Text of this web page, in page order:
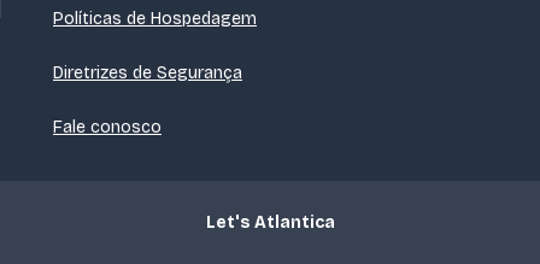
Políticas de Hospedagem
Diretrizes de Segurança
Fale conosco
Let's Atlantica